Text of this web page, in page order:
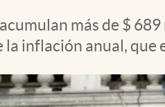
más de $
la inflación anual, que